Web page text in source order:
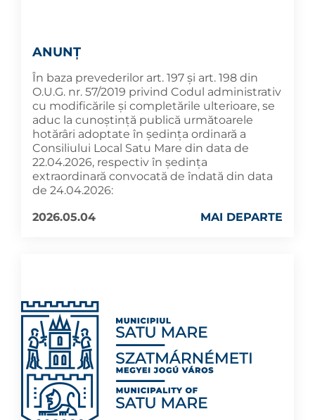
ANUNȚ
În baza prevederilor art. 197 și art. 198 din
O.U.G. nr. 57/2019 privind Codul administrativ
cu modificările și completările ulterioare, se
aduc la cunoştinţă publică următoarele
hotărâri adoptate în şedința ordinară a
Consiliului Local Satu Mare din data de
22.04.2026, respectiv în ședința
extraordinară convocată de îndată din data
de 24.04.2026:
2026.05.04
MAI DEPARTE